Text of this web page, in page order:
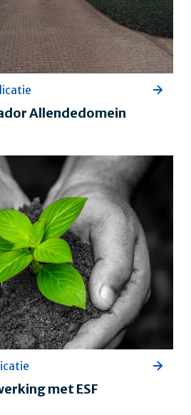
Allendedomein
met ESF